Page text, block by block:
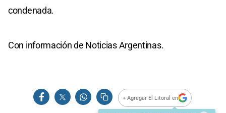
condenada.
Con información de Noticias Argentinas.
+ Agregar El Litoral en